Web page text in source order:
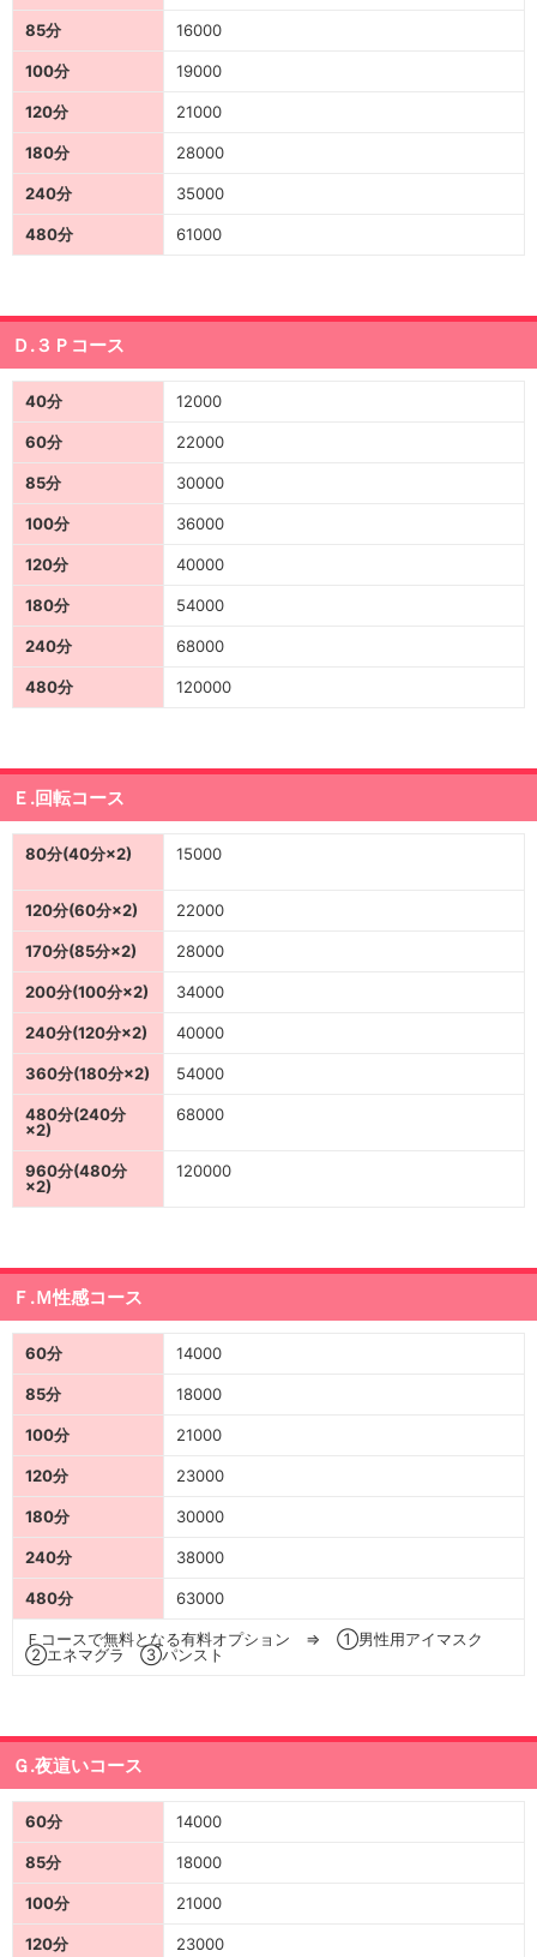
85分 16000
100分 19000
120分 21000
180分 28000
240分 35000
480分 61000
Ｄ.３Ｐコース
40分 12000
60分 22000
85分 30000
100分 36000
120分 40000
180分 54000
240分 68000
480分 120000
Ｅ.回転コース
80分(40分×2) 15000
120分(60分×2) 22000
170分(85分×2) 28000
200分(100分×2) 34000
240分(120分×2) 40000
360分(180分×2) 54000
480分(240分
×2)
68000
960分(480分
×2)
120000
Ｆ.Ｍ性感コース
60分 14000
85分 18000
100分 21000
120分 23000
180分 30000
240分 38000
480分 63000
Ｆコースで無料となる有料オプション ⇒ ①男性用アイマスク
②エネマグラ ③パンスト
Ｇ.夜這いコース
60分 14000
85分 18000
100分 21000
120分 23000